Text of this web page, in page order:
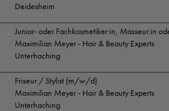
Deidesheim
Junior- oder Fachkosmetiker:in, Masseur:in
Maximilian Meyer - Hair & Beauty Experts
Unterhaching
Friseur / Stylist (m/w/d)
Maximilian Meyer - Hair & Beauty Experts
Unterhaching